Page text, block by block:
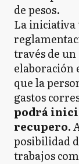
de pesos.
La
través de
elaboración
que la
gastos
podrá
recupero.
posibilidad
trabajos